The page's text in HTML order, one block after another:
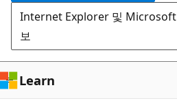
뛰
기
Internet Explorer 및 Microsoft
보
Learn